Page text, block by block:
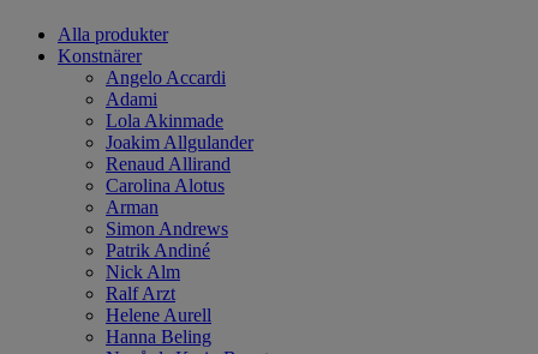
Alla produkter
Konstnärer
Angelo Accardi
Adami
Lola Akinmade
Joakim Allgulander
Renaud Allirand
Carolina Alotus
Arman
Simon Andrews
Patrik Andiné
Nick Alm
Ralf Arzt
Helene Aurell
Hanna Beling